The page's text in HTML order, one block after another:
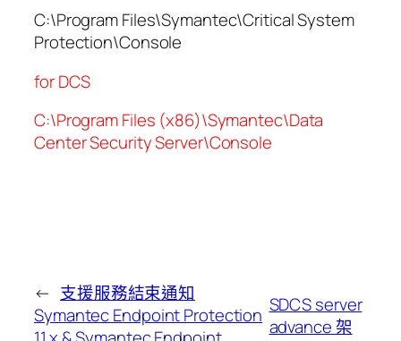
C:\Program Files\Symantec\Critical System
Protection\Console
for DCS
C:\Program Files (x86)\Symantec\Data
Center Security Server\Console
← 支援服務結束通知
Symantec Endpoint Protection SDCS server
advance 架